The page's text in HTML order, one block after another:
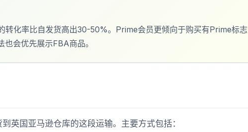
转化率比自发货高出30-50%。Prime会员更倾向于购买有Prime标志
会优先展示FBA商品。
英国亚马逊仓库的这段运输。主要方式包括：